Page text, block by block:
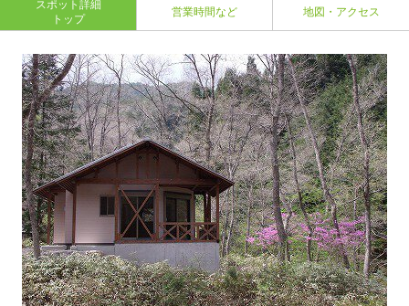
スポット詳細
トップ
営業時間など 地図・アクセス